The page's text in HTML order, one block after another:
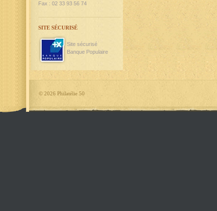
Fax : 02 33 93 56 74
SITE SÉCURISÉ
Site sécurisé
Banque Populaire
© 2026 Philatélie 50